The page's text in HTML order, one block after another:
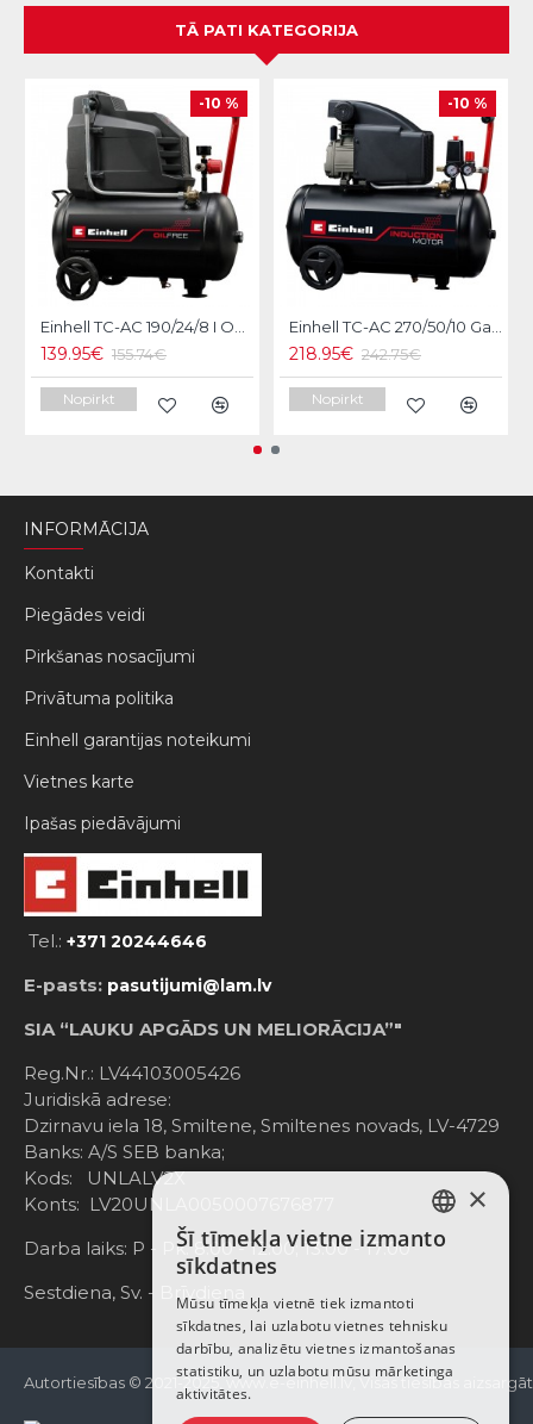
TĀ PATI KATEGORIJA
-10 %
Einhell TC-AC 190/24/8 I OF Gaisa kompresors
139.95€ 155.74€
Nopirkt
-10 %
Einhell TC-AC 270/50/10 Gaisa kompresors
218.95€ 242.75€
Nopirkt
INFORMĀCIJA
Kontakti
Piegādes veidi
Pirkšanas nosacījumi
Privātuma politika
Einhell garantijas noteikumi
Vietnes karte
Ipašas piedāvājumi
Tel.: +371 20244646
E-pasts: pasutijumi@lam.lv
SIA “LAUKU APGĀDS UN MELIORĀCIJA”"
Reg.Nr.: LV44103005426
Juridiskā adrese:
Dzirnavu iela 18, Smiltene, Smiltenes novads, LV-4729
Banks: A/S SEB banka;
Kods: UNLALV2X
Konts: LV20UNLA0050007676877
Darba laiks: P - Pk. 8:00 - 12:00; 13:00 - 17:00
Sestdiena, Sv. - Brīvdiena
Autortiesības © 2021-2025, www.e-einhell.lv, Visas tiesības
LATVIAN
ENGLISH
×
Šī tīmekļa vietne izmanto
sīkdatnes
Mūsu tīmekļa vietnē tiek izmantoti
sīkdatnes, lai uzlabotu vietnes tehnisku
darbību, analizētu vietnes izmantošanas
statistiku, un uzlabotu mūsu mārketinga
aktivitātes.